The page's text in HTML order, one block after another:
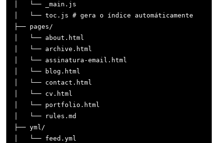
│   └── _main.js
│   └── toc.js # gera o índice automáticamente
├── pages/
│   └── about.html
│   └── archive.html
│   └── assinatura-email.html
│   └── blog.html
│   └── contact.html
│   └── cv.html
│   └── portfolio.html
│   └── rules.md
├── yml/
│   └── feed.yml